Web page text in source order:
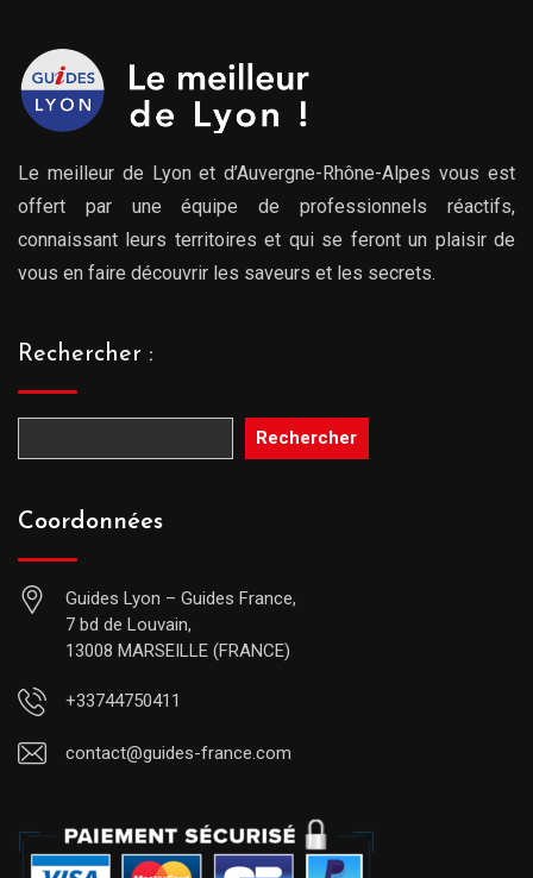
Le meilleur de Lyon et d’Auvergne-Rhône-Alpes vous est
offert par une équipe de professionnels réactifs,
connaissant leurs territoires et qui se feront un plaisir de
vous en faire découvrir les saveurs et les secrets.
Rechercher :
Rechercher
Coordonnées
Guides Lyon – Guides France,
7 bd de Louvain,
13008 MARSEILLE (FRANCE)
+33744750411
contact@guides-france.com